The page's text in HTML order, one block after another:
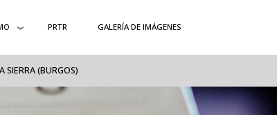
PRTR GALERÍA DE IMÁGENES
SIERRA (BURGOS)